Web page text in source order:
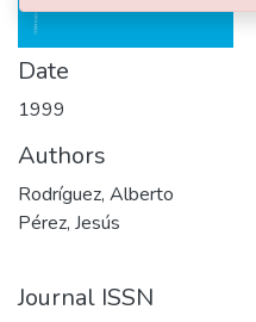
Date
1999
Authors
Rodríguez, Alberto
Pérez, Jesús
Journal ISSN